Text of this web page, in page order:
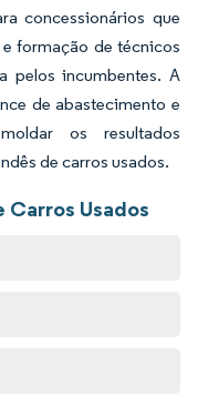
concessionários que
formação de técnicos
pelos incumbentes. A
de abastecimento e
os resultados
de carros usados.
Carros Usados